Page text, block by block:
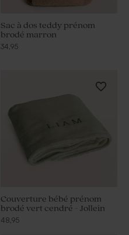
Sac à dos teddy prénom
brodé marron
34,95
Couverture bébé prénom
brodé vert cendré - Jollein
48,95